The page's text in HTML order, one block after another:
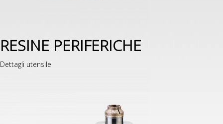
RESINE PERIFERICHE
Dettagli utensile